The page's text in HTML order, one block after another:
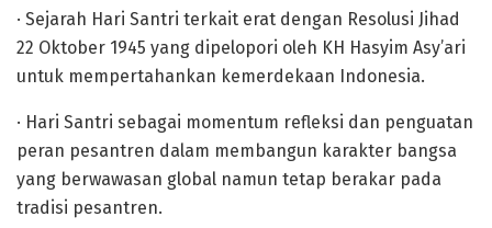
· Sejarah Hari Santri terkait erat dengan Resolusi Jihad
22 Oktober 1945 yang dipelopori oleh KH Hasyim Asy’ari
untuk mempertahankan kemerdekaan Indonesia.
· Hari Santri sebagai momentum refleksi dan penguatan
peran pesantren dalam membangun karakter bangsa
yang berwawasan global namun tetap berakar pada
tradisi pesantren.